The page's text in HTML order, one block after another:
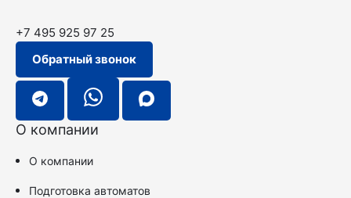
+7 495 925 97 25
Обратный звонок
О компании
О компании
Подготовка автоматов